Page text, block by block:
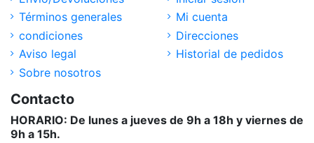
Términos generales
condiciones
Aviso legal
Sobre nosotros
Mi cuenta
Direcciones
Historial de pedidos
Contacto
HORARIO: De lunes a jueves de 9h a 18h y viernes de
9h a 15h.